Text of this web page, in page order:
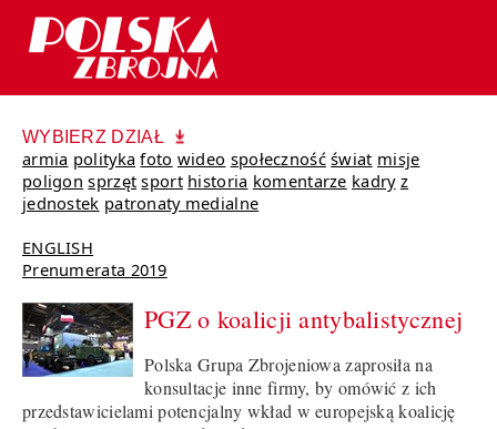
WYBIERZ DZIAŁ
armia polityka foto wideo społeczność świat misje
poligon sprzęt sport historia komentarze kadry z
jednostek patronaty medialne
ENGLISH
Prenumerata 2019
PGZ o koalicji antybalistycznej
Polska Grupa Zbrojeniowa zaprosiła na
konsultacje inne firmy, by omówić z ich
przedstawicielami potencjalny wkład w europejską koalicję